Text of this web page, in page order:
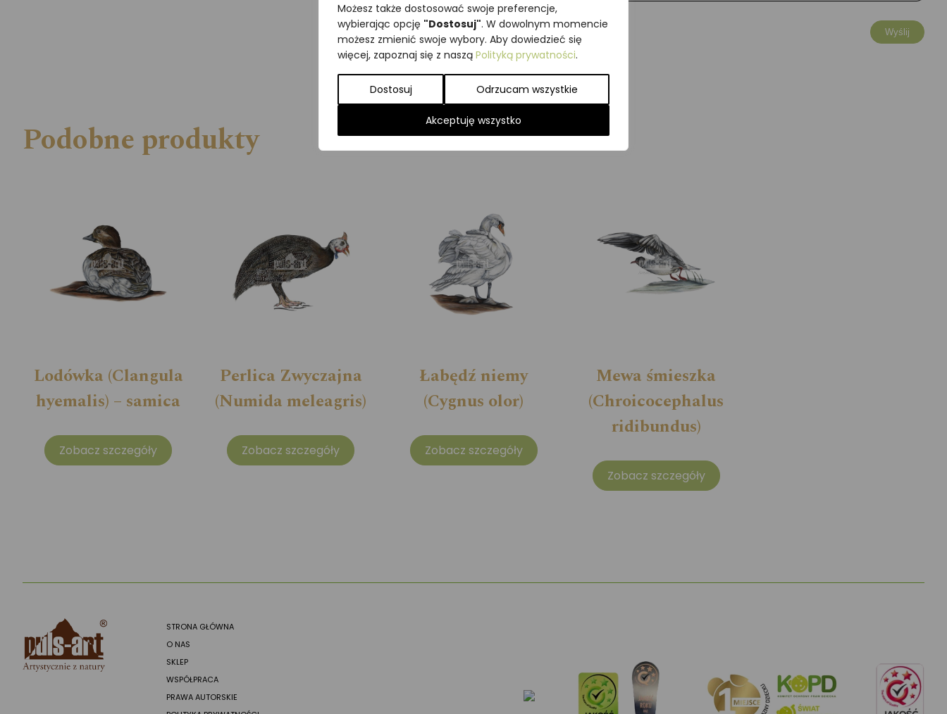
Możesz także dostosować swoje preferencje,
wybierając opcję "Dostosuj". W dowolnym momencie
możesz zmienić swoje wybory. Aby dowiedzieć się
więcej, zapoznaj się z naszą Polityką prywatności.
Dostosuj Odrzucam wszystkie
Akceptuję wszystko
Najniższa cena z ostatnich 30 dni:65,00
SKU:Brak danych
Kategorie:
ILUSTRACJE,Krukowate,
Podobne produkty
Lodówka (Clangula
hyemalis) – samica
Zobacz szczegóły
Perlica Zwyczajna
(Numida meleagris)
Zobacz szczegóły
Łabędź niemy
(Cygnus olor)
Zobacz szczegóły
Mewa śmieszka
(Chroicocephalus
ridibundus)
Zobacz szczegóły
STRONA GŁÓWNA
O NAS
SKLEP
WSPÓŁPRACA
PRAWA AUTORSKIE